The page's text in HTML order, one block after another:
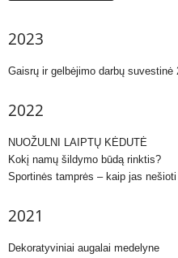
2023
Gaisrų ir gelbėjimo darbų suvestinė
2022
NUOŽULNI LAIPTŲ KĖDUTĖ
Kokį namų šildymo būdą rinktis?
Sportinės tamprės – kaip jas
2021
Dekoratyviniai augalai medelyne